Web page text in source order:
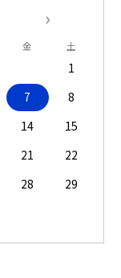
金 土
1
7
8
14
15
21
22
28
29